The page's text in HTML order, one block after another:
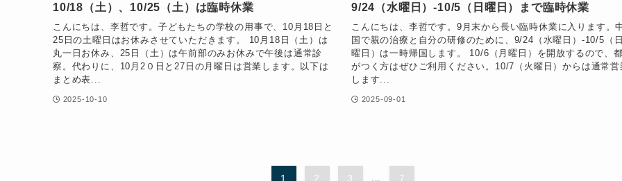
10/18（土）、10/25（土）は臨時休業
こんにちは、李哲です。子どもたちの学校の用事で、10月18日と
25日の土曜日はお休みさせていただきます。 10月18日（土）は
丸一日お休み、25日（土）は午前部のみお休みで午後は通常診
察。代わりに、10月2０日と27日の月曜日は営業します。以下は
まとめ表...
2025-10-10
9/24（水曜日）-10/5（日曜日）まで臨時休業
こんにちは、李哲です。9月末から長い臨時休業に入ります。
国で親の治療と自分の研修のために、9/24（水曜日）-10/5（
曜日）は一時帰国します。 10/6（月曜日）を開放するので、
がつく方はぜひご利用ください。10/7（火曜日）からは通常営
します...
2025-09-01
1 2 3 7